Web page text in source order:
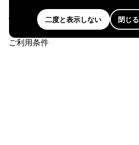
二度と表示しない 閉じる
利用規約
ご利用条件